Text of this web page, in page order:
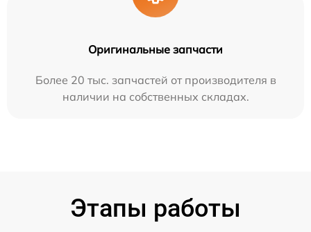
Оригинальные запчасти
Более 20 тыс. запчастей от производителя в
наличии на собственных складах.
Этапы работы